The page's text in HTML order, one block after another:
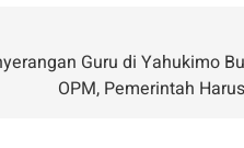
Guru di Yahukimo
OPM, Pemerintah